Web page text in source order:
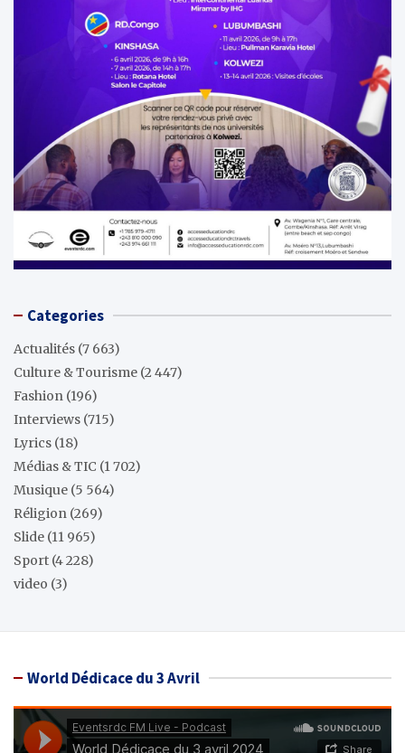
Categories
Actualités (7 663)
Culture & Tourisme (2 447)
Fashion (196)
Interviews (715)
Lyrics (18)
Médias & TIC (1 702)
Musique (5 564)
Réligion (269)
Slide (11 965)
Sport (4 228)
video (3)
World Dédicace du 3 Avril